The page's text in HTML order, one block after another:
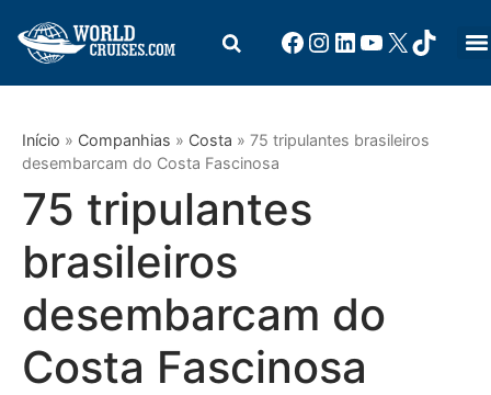
Início » Companhias » Costa » 75 tripulantes brasileiros
desembarcam do Costa Fascinosa
75 tripulantes
brasileiros
desembarcam do
Costa Fascinosa